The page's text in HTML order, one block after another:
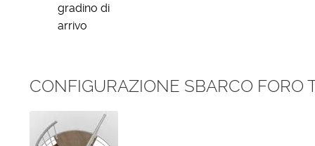
gradino di
arrivo
CONFIGURAZIONE SBARCO FORO